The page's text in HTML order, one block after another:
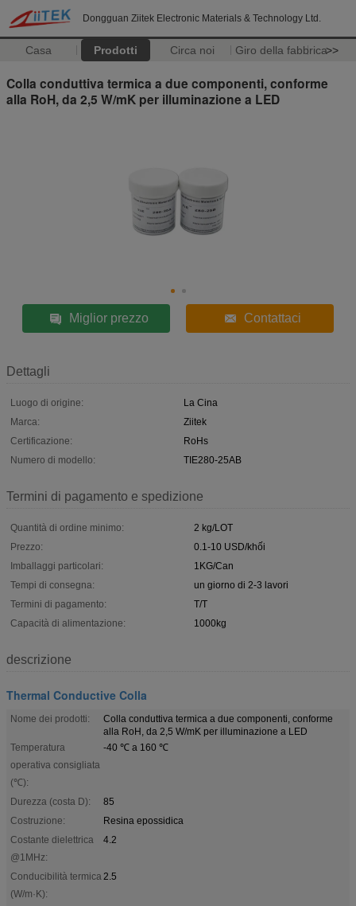
Dongguan Ziitek Electronic Materials & Technology Ltd.
Casa Prodotti Circa noi Giro della fabbrica>>
Colla conduttiva termica a due componenti, conforme
alla RoH, da 2,5 W/mK per illuminazione a LED
Miglior prezzo Contattaci
Dettagli
Luogo di origine:
La Cina
Marca:
Ziitek
Certificazione:
RoHs
Numero di modello:
TIE280-25AB
Termini di pagamento e spedizione
Quantità di ordine minimo:
2 kg/LOT
Prezzo:
0.1-10 USD/khối
Imballaggi particolari:
1KG/Can
Tempi di consegna:
un giorno di 2-3 lavori
Termini di pagamento:
T/T
Capacità di alimentazione:
1000kg
descrizione
Thermal Conductive Colla
Nome dei prodotti:
Colla conduttiva termica a due componenti, conforme
alla RoH, da 2,5 W/mK per illuminazione a LED
Temperatura
operativa consigliata
(℃):
-40 ℃ a 160 ℃
Durezza (costa D):
85
Costruzione:
Resina epossidica
Costante dielettrica
@1MHz:
4.2
Conducibilità termica
(W/m·K):
2.5